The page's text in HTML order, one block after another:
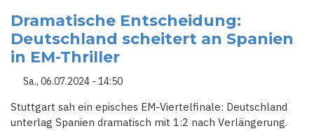
ENGLAND
TRIFFT
AUF
FORMSTARKE
NIEDERLANDE
Dramatische Entscheidung:
Deutschland scheitert an Spanien
in EM-Thriller
Sa., 06.07.2024 - 14:50
Stuttgart sah ein episches EM-Viertelfinale: Deutschland
unterlag Spanien dramatisch mit 1:2 nach Verlängerung.